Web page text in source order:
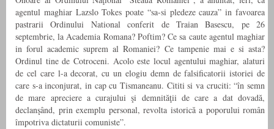
agentul maghiar Lazslo Tokes poate “sa-si pledeze cauza” in favoarea
pastrarii Ordinului National conferit de Traian Basescu, pe 26
septembrie, la Academia Romana? Poftim? Ce sa caute agentul maghiar
in forul academic suprem al Romaniei? Ce tampenie mai e si asta?
Ordinul tine de Cotroceni. Acolo este locul agentului maghiar, alaturi
de cel care l-a decorat, cu un elogiu demn de falsificatorii istoriei de
care s-a inconjurat, in cap cu Tismaneanu. Cititi si va cruciti: “în semn
de mare apreciere a curajului şi demnităţii de care a dat dovadă,
declanşând, prin exemplu personal, revolta istorică a poporului român
împotriva dictaturii comuniste”.